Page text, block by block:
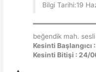
Bilgi Tarihi:19
beğendik mah.
Kesinti
Kesinti Bitişi : 24/